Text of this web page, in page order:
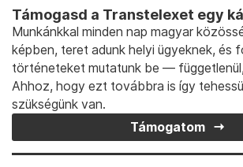
Támogasd a Transtelexet egy
Munkánkkal minden nap magyar
képben, teret adunk helyi ügyeknek, és
történeteket mutatunk be —
Ahhoz, hogy ezt továbbra is így
szükségünk van.
Támogatom